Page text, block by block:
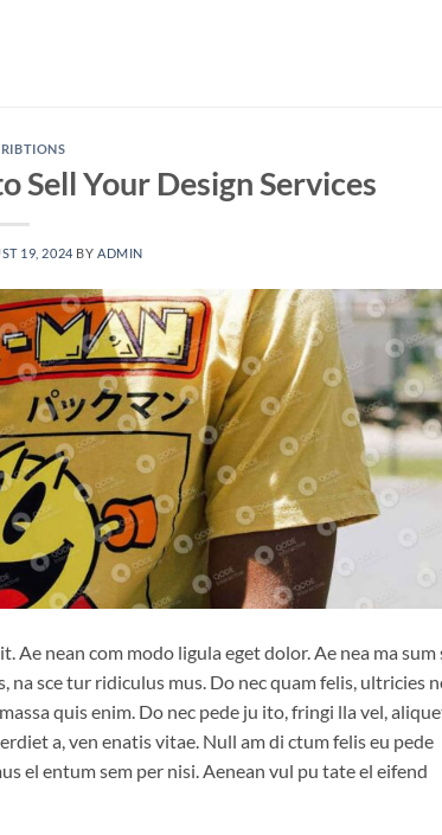
Sell Your Design Services
19, 2024 BY ADMIN
Ae nean com modo ligula eget dolor. Ae nea ma sum
sce tur ridiculus mus. Do nec quam felis, ultricies
quis enim. Do nec pede ju ito, fringi lla vel,
a, ven enatis vitae. Null am di ctum felis eu pede
el entum sem per nisi. Aenean vul pu tate el eifend